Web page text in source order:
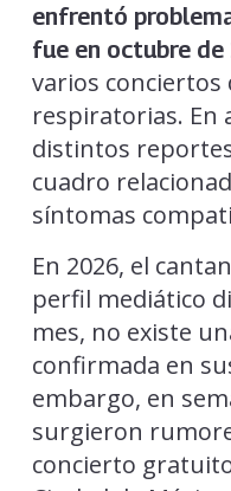
enfrentó
fue en octubre
varios conciertos
respiratorias. En
distintos
cuadro
síntomas
En 2026, el
perfil mediático
mes, no existe
confirmada en
embargo, en
surgieron
concierto